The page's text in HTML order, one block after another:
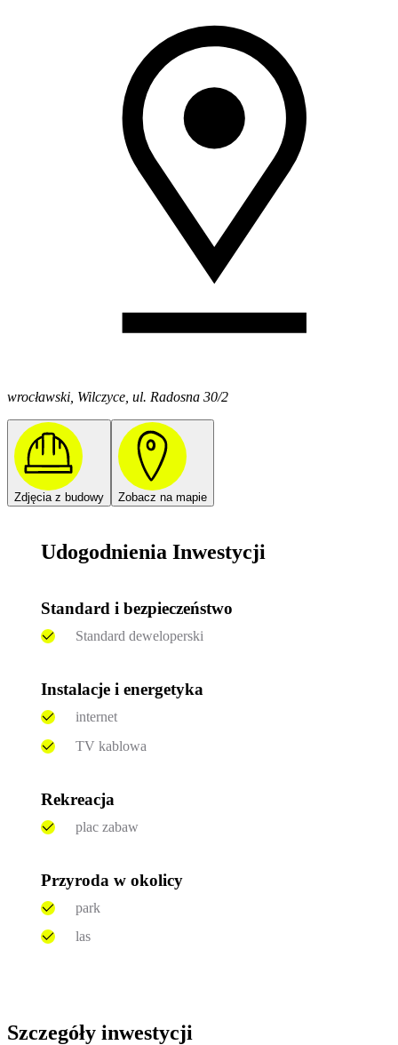
wrocławski, Wilczyce, ul. Radosna 30/2
Zdjęcia z budowy Zobacz na mapie
Udogodnienia Inwestycji
Standard i bezpieczeństwo
Standard deweloperski
Instalacje i energetyka
internet
TV kablowa
Rekreacja
plac zabaw
Przyroda w okolicy
park
las
Szczegóły inwestycji